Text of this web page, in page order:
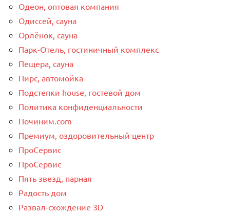
Одеон, оптовая компания
Одиссей, сауна
Орлёнок, сауна
Парк-Отель, гостиничный комплекс
Пещера, сауна
Пирс, автомойка
Подстепки house, гостевой дом
Политика конфиденциальности
Починим.com
Премиум, оздоровительный центр
ПроСервис
ПроСервис
Пять звезд, парная
Радость дом
Развал-схождение 3D